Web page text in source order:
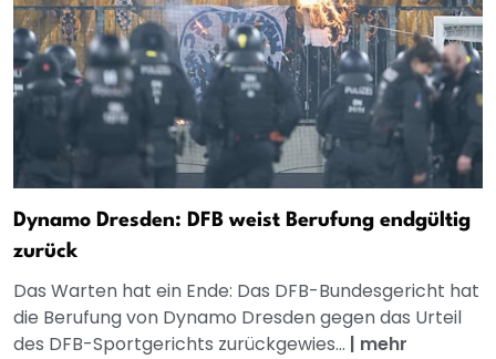
Dynamo Dresden: DFB weist Berufung endgültig
zurück
Das Warten hat ein Ende: Das DFB-Bundesgericht hat
die Berufung von Dynamo Dresden gegen das Urteil
des DFB-Sportgerichts zurückgewies... | mehr